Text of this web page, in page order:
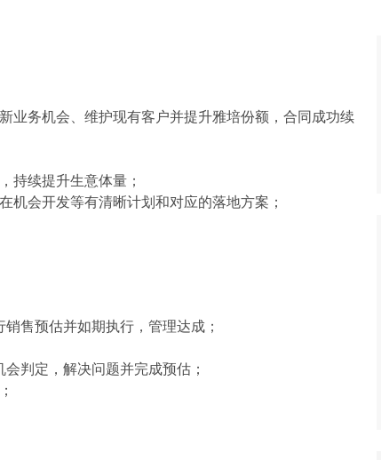
业务机会、维护现有客户并提升雅培份额，合同成功续
持续提升生意体量；
机会开发等有清晰计划和对应的落地方案；
售预估并如期执行，管理达成；
判定，解决问题并完成预估；